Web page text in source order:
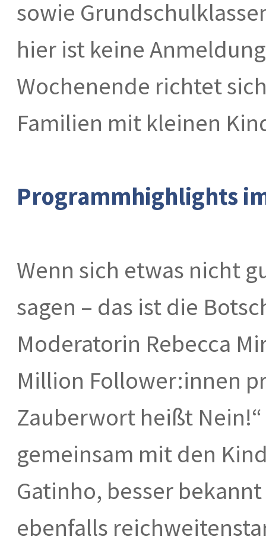
sowie
hier ist keine
Wochenende richtet
Familien mit kleinen
Programmhighlights
Wenn sich etwas nicht
sagen – das ist die
Moderatorin Rebecca
Million Follower:innen
Zauberwort heißt
gemeinsam mit den
Gatinho, besser
ebenfalls